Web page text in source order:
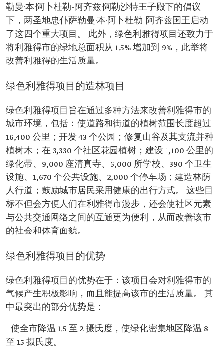
勒曼·本·阿卜杜勒-阿齐兹·阿勒沙特王子殿下的倡议
下，两圣地忠仆萨勒曼·本·阿卜杜勒-阿齐兹国王启动
了这四个重大项目。 此外，绿色利雅得项目还致力于
将利雅得市的绿地总面积从 1.5% 增加到 9%，此举将
改善利雅得的生活质量。
绿色利雅得项目的造林项目
绿色利雅得项目旨在通过多种方法来改善利雅得市的
城市环境，包括：使道路和街道的植树范围长度超过
16,400 公里；开发 43 个公园；修复山谷及其支流并种
植树木；在 3,330 个社区花园植树；建设 1,100 公里的
绿化带、9,000 座清真寺、6,000 所学校、390 个卫生
设施、1,670 个公共设施、2,000 个停车场；建造林荫
人行道；鼓励城市居民采用健康的出行方式。 这些目
标不但会方便人们在利雅得市漫步，还会使社区元素
与公共交通网络之间的互通更为便利，从而改善该市
的社会和体育面貌。
绿色利雅得项目的优势
绿色利雅得项目的优势在于：该项目会对利雅得市的
气候产生积极影响，而且能提高该市的生活质量。 其
中最突出的部分优势是：
- 使全市降温 1.5 至 2 摄氏度，使绿化密集地区降温 8
至 15 摄氏度。